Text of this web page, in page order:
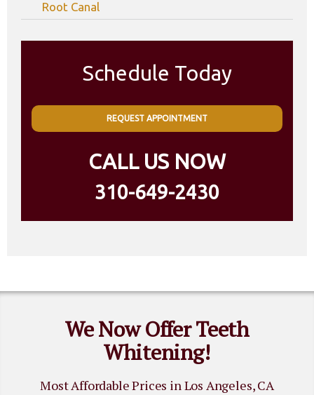
Root Canal
Schedule Today
REQUEST APPOINTMENT
CALL US NOW
310-649-2430
We Now Offer Teeth
Whitening!
Most Affordable Prices in Los Angeles, CA